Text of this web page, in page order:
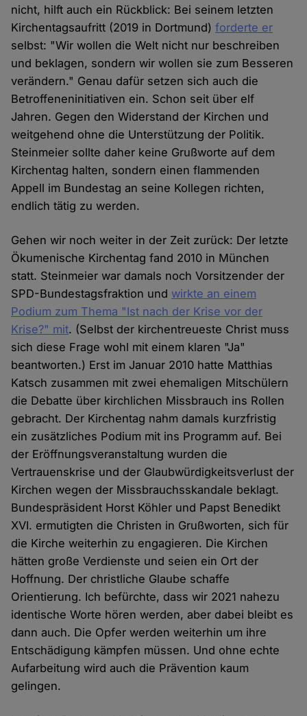
nicht, hilft auch ein Rückblick: Bei seinem letzten
Kirchentagsaufritt (2019 in Dortmund)forderte er
selbst: "Wir wollen die Welt nicht nur beschreiben
und beklagen, sondern wir wollen sie zum Besseren
verändern." Genau dafür setzen sich auch die
Betroffeneninitiativen ein. Schon seit über elf
Jahren. Gegen den Widerstand der Kirchen und
weitgehend ohne die Unterstützung der Politik.
Steinmeier sollte daher keine Grußworte auf dem
Kirchentag halten, sondern einen flammenden
Appell im Bundestag an seine Kollegen richten,
endlich tätig zu werden.
Gehen wir noch weiter in der Zeit zurück: Der letzte
Ökumenische Kirchentag fand 2010 in München
statt. Steinmeier war damals noch Vorsitzender der
SPD-Bundestagsfraktion und wirkte an einem
Podium zum Thema "Ist nach der Krise vor der
Krise?" mit. (Selbst der kirchentreueste Christ muss
sich diese Frage wohl mit einem klaren "Ja"
beantworten.) Erst im Januar 2010 hatte Matthias
Katsch zusammen mit zwei ehemaligen Mitschülern
die Debatte über kirchlichen Missbrauch ins Rollen
gebracht. Der Kirchentag nahm damals kurzfristig
ein zusätzliches Podium mit ins Programm auf. Bei
der Eröffnungsveranstaltung wurden die
Vertrauenskrise und der Glaubwürdigkeitsverlust der
Kirchen wegen der Missbrauchsskandale beklagt.
Bundespräsident Horst Köhler und Papst Benedikt
XVI. ermutigten die Christen in Grußworten, sich für
die Kirche weiterhin zu engagieren. Die Kirchen
hätten große Verdienste und seien ein Ort der
Hoffnung. Der christliche Glaube schaffe
Orientierung. Ich befürchte, dass wir 2021 nahezu
identische Worte hören werden, aber dabei bleibt es
dann auch. Die Opfer werden weiterhin um ihre
Entschädigung kämpfen müssen. Und ohne echte
Aufarbeitung wird auch die Prävention kaum
gelingen.